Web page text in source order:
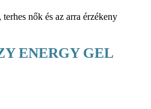
nők és az arra érzékeny
ENERGY GEL